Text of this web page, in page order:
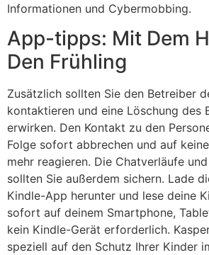
Informationen und Cybermobbing.
App-tipps: Mit Dem
Den Frühling
Zusätzlich sollten Sie den Betreiber
kontaktieren und eine Löschung des
erwirken. Den Kontakt zu den
Folge sofort abbrechen und auf
mehr reagieren. Die Chatverläufe
sollten Sie außerdem sichern. Lade
Kindle-App herunter und lese deine
sofort auf deinem Smartphone,
kein Kindle-Gerät erforderlich.
speziell auf den Schutz Ihrer Kinder